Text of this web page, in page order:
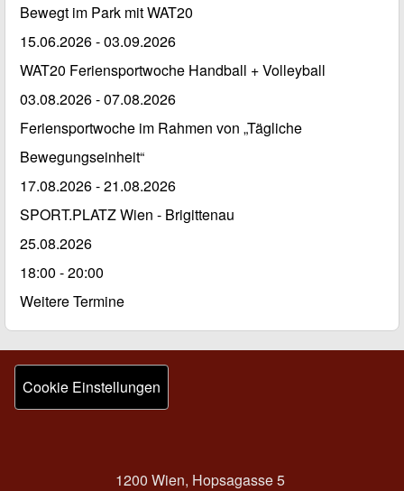
Bewegt im Park mit WAT20
15.06.2026-03.09.2026
WAT20 Feriensportwoche Handball + Volleyball
03.08.2026-07.08.2026
Feriensportwoche im Rahmen von „Tägliche
Bewegungseinheit“
17.08.2026-21.08.2026
SPORT.PLATZ Wien - Brigittenau
25.08.2026
18:00 - 20:00
Weitere Termine
1200 Wien, Hopsagasse 5